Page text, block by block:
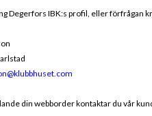
Degerfors IBK:s profil, eller förfrågan
din webborder kontaktar du vår